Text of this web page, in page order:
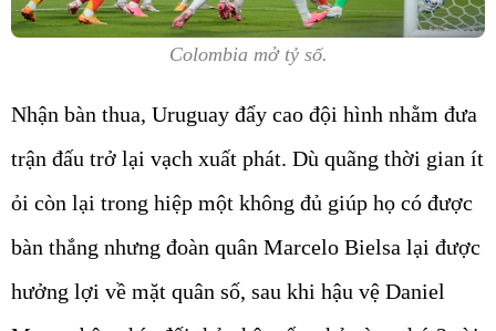
Colombia mở tỷ số.
Nhận bàn thua, Uruguay đẩy cao đội hình nhằm đưa
trận đấu trở lại vạch xuất phát. Dù quãng thời gian ít
ỏi còn lại trong hiệp một không đủ giúp họ có được
bàn thắng nhưng đoàn quân Marcelo Bielsa lại được
hưởng lợi về mặt quân số, sau khi hậu vệ Daniel